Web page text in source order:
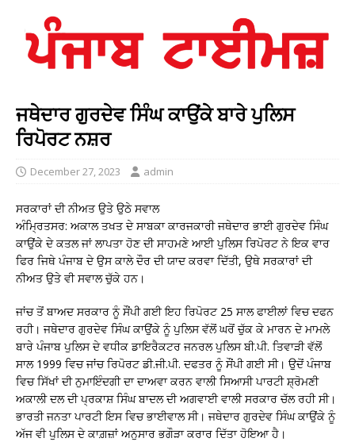
ਜਥੇਦਾਰ ਗੁਰਦੇਵ ਸਿੰਘ ਕਾਉਂਕੇ ਬਾਰੇ ਪੁਲਿਸ
ਰਿਪੋਰਟ ਨਸ਼ਰ
December 27, 2023 admin
ਸਰਕਾਰਾਂ ਦੀ ਨੀਅਤ ਉਤੇ ਉਠੇ ਸਵਾਲ
ਅੰਮ੍ਰਿਤਸਰ: ਅਕਾਲ ਤਖਤ ਦੇ ਸਾਬਕਾ ਕਾਰਜਕਾਰੀ ਜਥੇਦਾਰ ਭਾਈ ਗੁਰਦੇਵ ਸਿੰਘ
ਕਾਉਂਕੇ ਦੇ ਕਤਲ ਜਾਂ ਲਾਪਤਾ ਹੋਣ ਦੀ ਸਾਹਮਣੇ ਆਈ ਪੁਲਿਸ ਰਿਪੋਰਟ ਨੇ ਇਕ ਵਾਰ
ਫਿਰ ਜਿਥੇ ਪੰਜਾਬ ਦੇ ਉਸ ਕਾਲੇ ਦੌਰ ਦੀ ਯਾਦ ਕਰਵਾ ਦਿੱਤੀ, ਉਥੇ ਸਰਕਾਰਾਂ ਦੀ
ਨੀਅਤ ਉਤੇ ਵੀ ਸਵਾਲ ਚੁੱਕੇ ਹਨ।
ਜਾਂਚ ਤੋਂ ਬਾਅਦ ਸਰਕਾਰ ਨੂੰ ਸੌਂਪੀ ਗਈ ਇਹ ਰਿਪੋਰਟ 25 ਸਾਲ ਫਾਈਲਾਂ ਵਿਚ ਦਫਨ
ਰਹੀ। ਜਥੇਦਾਰ ਗੁਰਦੇਵ ਸਿੰਘ ਕਾਉਂਕੇ ਨੂੰ ਪੁਲਿਸ ਵੱਲੋਂ ਘਰੋਂ ਚੁੱਕ ਕੇ ਮਾਰਨ ਦੇ ਮਾਮਲੇ
ਬਾਰੇ ਪੰਜਾਬ ਪੁਲਿਸ ਦੇ ਵਧੀਕ ਡਾਇਰੈਕਟਰ ਜਨਰਲ ਪੁਲਿਸ ਬੀ.ਪੀ. ਤਿਵਾੜੀ ਵੱਲੋਂ
ਸਾਲ 1999 ਵਿਚ ਜਾਂਚ ਰਿਪੋਰਟ ਡੀ.ਜੀ.ਪੀ. ਦਫਤਰ ਨੂੰ ਸੌਂਪੀ ਗਈ ਸੀ। ਉਦੋਂ ਪੰਜਾਬ
ਵਿਚ ਸਿੱਖਾਂ ਦੀ ਨੁਮਾਇੰਦਗੀ ਦਾ ਦਾਅਵਾ ਕਰਨ ਵਾਲੀ ਸਿਆਸੀ ਪਾਰਟੀ ਸ਼੍ਰੋਮਣੀ
ਅਕਾਲੀ ਦਲ ਦੀ ਪ੍ਰਕਾਸ਼ ਸਿੰਘ ਬਾਦਲ ਦੀ ਅਗਵਾਈ ਵਾਲੀ ਸਰਕਾਰ ਚੱਲ ਰਹੀ ਸੀ।
ਭਾਰਤੀ ਜਨਤਾ ਪਾਰਟੀ ਇਸ ਵਿਚ ਭਾਈਵਾਲ ਸੀ। ਜਥੇਦਾਰ ਗੁਰਦੇਵ ਸਿੰਘ ਕਾਉਂਕੇ ਨੂੰ
ਅੱਜ ਵੀ ਪੁਲਿਸ ਦੇ ਕਾਗ਼ਜ਼ਾਂ ਅਨੁਸਾਰ ਭਗੌੜਾ ਕਰਾਰ ਦਿੱਤਾ ਹੋਇਆ ਹੈ।